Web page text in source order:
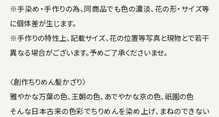
※手染め・手作りの為、同商品でも色の濃淡、花の形・サイズ等
に個体差が生じます。
※手作りの特性上、記載サイズ、花の位置等写真と現物とで若干
異なる場合がございます。予めご了承くださいませ。
〈創作ちりめん髪かざり〉
雅やかな万葉の色、王朝の色、あでやかな京の色、祇園の色
そんな日本古来の色彩でちりめんを染め上げ、まねのできない